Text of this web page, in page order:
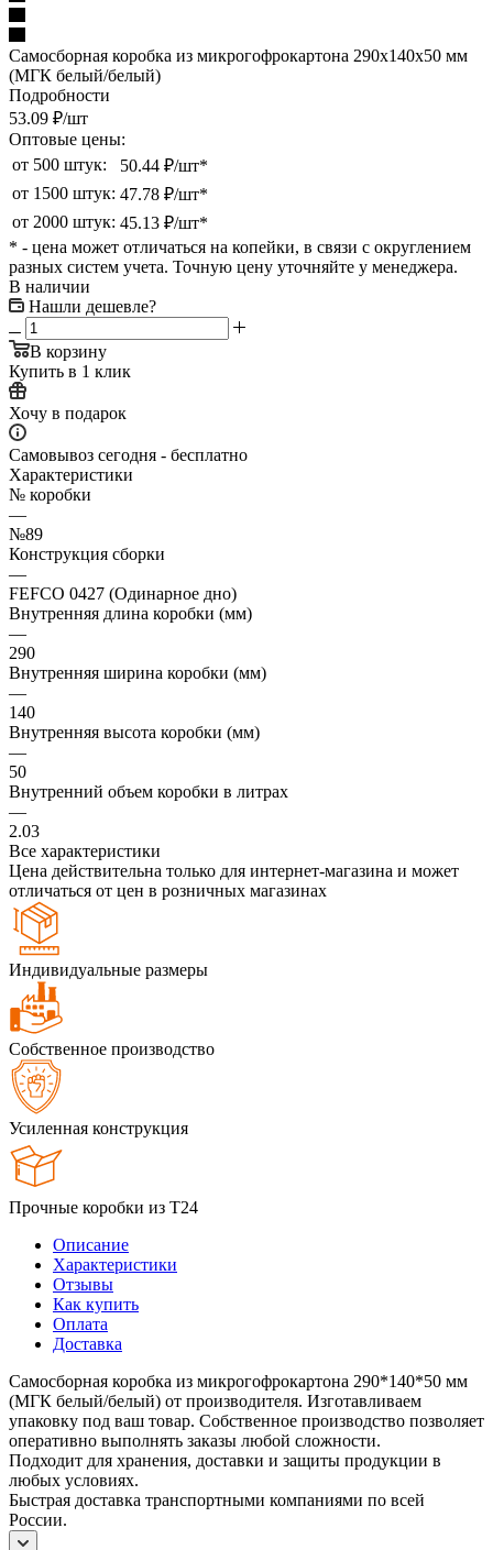
Самосборная коробка из микрогофрокартона 290х140х50 мм
(МГК белый/белый)
Подробности
53.09 ₽/шт
Оптовые цены:
от 500 штук:
50.44 ₽/шт*
от 1500 штук: 47.78 ₽/шт*
от 2000 штук: 45.13 ₽/шт*
* - цена может отличаться на копейки, в связи с округлением
разных систем учета. Точную цену уточняйте у менеджера.
В наличии
Нашли дешевле?
В корзину
Купить в 1 клик
Хочу в подарок
Самовывоз сегодня - бесплатно
Характеристики
№ коробки
—
№89
Конструкция сборки
—
FEFCO 0427 (Одинарное дно)
Внутренняя длина коробки (мм)
—
290
Внутренняя ширина коробки (мм)
—
140
Внутренняя высота коробки (мм)
—
50
Внутренний объем коробки в литрах
—
2.03
Все характеристики
Цена действительна только для интернет-магазина и может
отличаться от цен в розничных магазинах
Индивидуальные размеры
Собственное производство
Усиленная конструкция
Прочные коробки из Т24
Описание
Характеристики
Отзывы
Как купить
Оплата
Доставка
Самосборная коробка из микрогофрокартона 290*140*50 мм
(МГК белый/белый) от производителя. Изготавливаем
упаковку под ваш товар. Собственное производство позволяет
оперативно выполнять заказы любой сложности.
Подходит для хранения, доставки и защиты продукции в
любых условиях.
Быстрая доставка транспортными компаниями по всей
России.